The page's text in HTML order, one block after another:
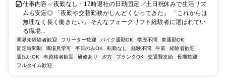
仕事内容 ✅夜勤なし・17時退社の日勤固定 ✅土日祝休みで生活リズ
ムも安定◎ 「夜勤や交替勤務がしんどくなってきた」 「これからは
無理なく長く働きたい」 そんなフォークリフト経験者に選ばれてい
る職場...
業界未経験者歓迎 フリーター歓迎 バイク通勤OK 学歴不問
車通勤OK
固定時間制
職場見学可 平日のみOK 転勤なし 経験不問 午前
経験者歓迎
週払いOK
有資格者歓迎 研修あり 夕方 ブランクOK 交通費支給
長期歓迎
フルタイム歓迎